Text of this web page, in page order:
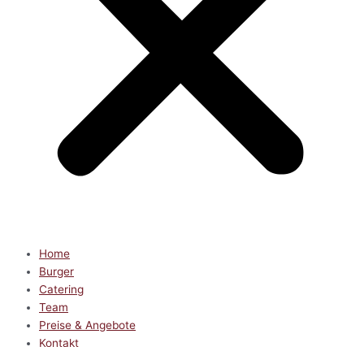
Home
Burger
Catering
Team
Preise & Angebote
Kontakt